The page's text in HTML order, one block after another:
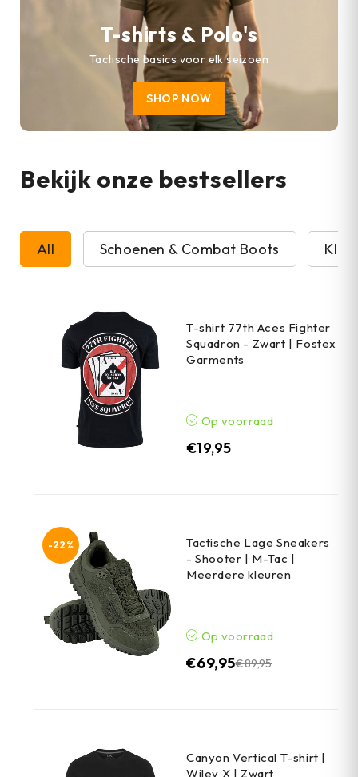
T-shirts & Polo's
Tactische basics voor elk seizoen
SHOP NOW
Bekijk onze bestsellers
All Schoenen & Combat Boots
T-shirt 77th Aces Fighter
Squadron - Zwart | Fostex
Garments
Op voorraad
€19,95
-22%
Tactische Lage Sneakers
- Shooter | M-Tac |
Meerdere kleuren
Op voorraad
€89,95
€69,95
Canyon Vertical T-shirt |
Wiley X | Zwart